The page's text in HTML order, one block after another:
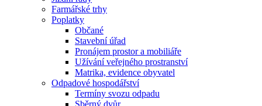
Farmářské trhy
Poplatky
Občané
Stavební úřad
Pronájem prostor a mobiliáře
Užívání veřejného prostranství
Matrika, evidence obyvatel
Odpadové hospodářství
Termíny svozu odpadu
Sběrný dvůr